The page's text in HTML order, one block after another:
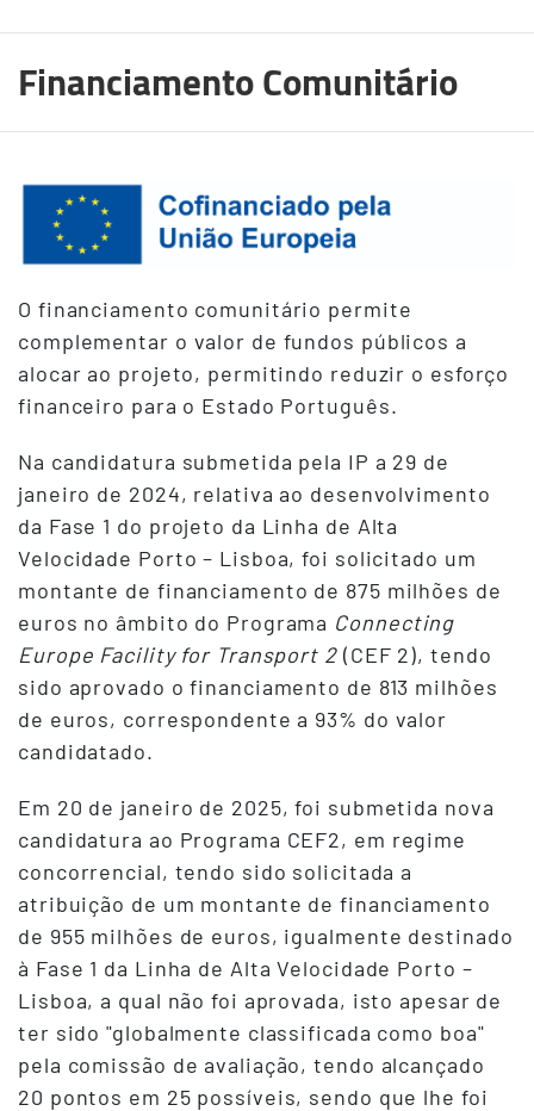
Financiamento Comunitário
O financiamento comunitário permite
complementar o valor de fundos públicos a
alocar ao projeto, permitindo reduzir o esforço
financeiro para o Estado Português.
Na candidatura submetida pela IP a 29 de
janeiro de 2024, relativa ao desenvolvimento
da Fase 1 do projeto da Linha de Alta
Velocidade Porto – Lisboa, foi solicitado um
montante de financiamento de 875 milhões de
euros no âmbito do Programa Connecting
Europe Facility for Transport 2(CEF 2), tendo
sido aprovado o financiamento de 813 milhões
de euros, correspondente a 93% do valor
candidatado.
Em 20 de janeiro de 2025, foi submetida nova
candidatura ao Programa CEF2, em regime
concorrencial, tendo sido solicitada a
atribuição de um montante de financiamento
de 955 milhões de euros, igualmente destinado
à Fase 1 da Linha de Alta Velocidade Porto –
Lisboa, a qual não foi aprovada, isto apesar de
ter sido "globalmente classificada como boa"
pela comissão de avaliação, tendo alcançado
20 pontos em 25 possíveis, sendo que lhe foi